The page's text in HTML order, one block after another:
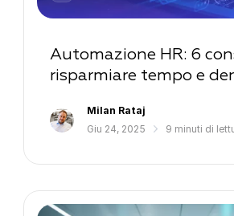
Automazione HR: 6
risparmiare tempo e
Milan Rataj
Giu 24, 2025
9 minuti di